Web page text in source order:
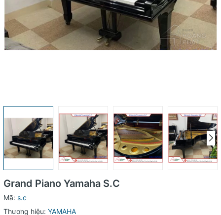
Grand Piano Yamaha S.C
Mã: s.c
Thương hiệu: YAMAHA